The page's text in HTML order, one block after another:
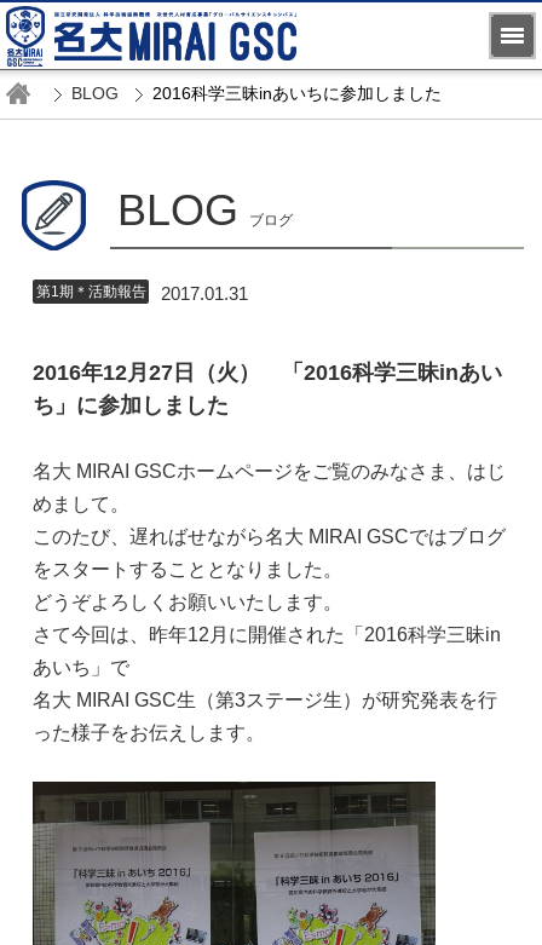
BLOG 2016科学三昧inあいちに参加しました
BLOG ブログ
第1期＊活動報告 2017.01.31
2016年12月27日（火） 「2016科学三昧inあい
ち」に参加しました
名大 MIRAI GSCホームページをご覧のみなさま、はじ
めまして。
このたび、遅ればせながら名大 MIRAI GSCではブログ
をスタートすることとなりました。
どうぞよろしくお願いいたします。
さて今回は、昨年12月に開催された「2016科学三昧in
あいち」で
名大 MIRAI GSC生（第3ステージ生）が研究発表を行
った様子をお伝えします。